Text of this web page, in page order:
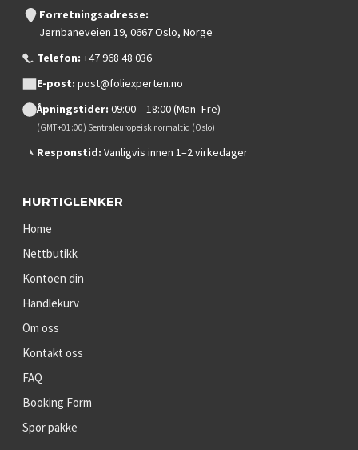
Forretningsadresse:
Jernbaneveien 19, 0667 Oslo, Norge
Telefon: +47 968 48 036
E-post: post@foliexperten.no
Åpningstider: 09:00 – 18:00 (Man–Fre)
(GMT+01:00) Sentraleuropeisk normaltid (Oslo)
Responstid: Vanligvis innen 1–2 virkedager
HURTIGLENKER
Home
Nettbutikk
Kontoen din
Handlekurv
Om oss
Kontakt oss
FAQ
Booking Form
Spor pakke